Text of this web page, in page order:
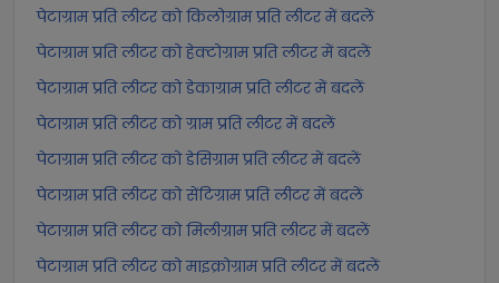
पेटाग्राम प्रति लीटर को किलोग्राम प्रति लीटर में बदलें
पेटाग्राम प्रति लीटर को हेक्टोग्राम प्रति लीटर में बदलें
पेटाग्राम प्रति लीटर को डेकाग्राम प्रति लीटर में बदलें
पेटाग्राम प्रति लीटर को ग्राम प्रति लीटर में बदलें
पेटाग्राम प्रति लीटर को डेसिग्राम प्रति लीटर में बदलें
पेटाग्राम प्रति लीटर को सेंटिग्राम प्रति लीटर में बदलें
पेटाग्राम प्रति लीटर को मिलीग्राम प्रति लीटर में बदलें
पेटाग्राम प्रति लीटर को माइक्रोग्राम प्रति लीटर में बदलें